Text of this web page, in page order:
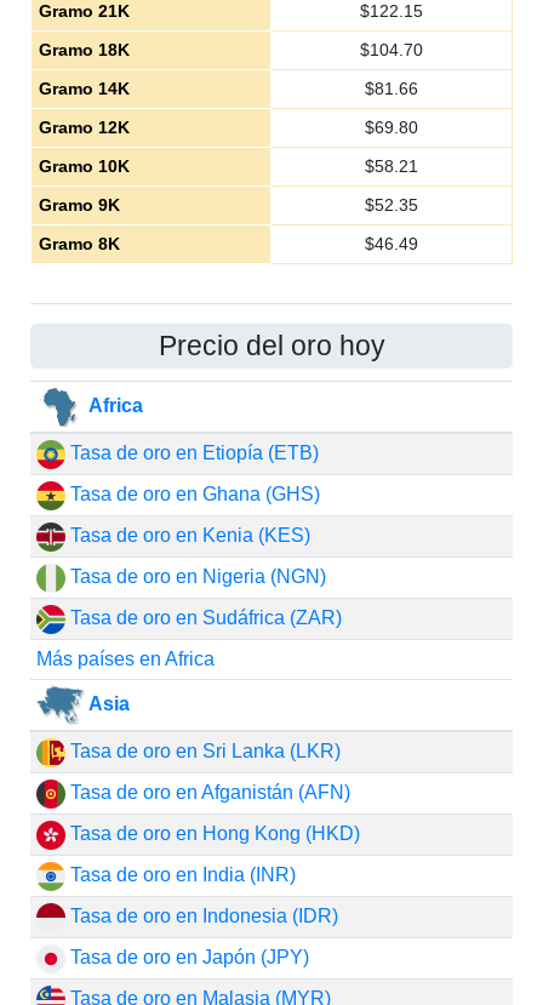
Gramo 21K
$122.15
Gramo 18K
$104.70
Gramo 14K
$81.66
Gramo 12K
$69.80
Gramo 10K
$58.21
Gramo 9K
$52.35
Gramo 8K
$46.49
Precio del oro hoy
Africa
Tasa de oro en Etiopía (ETB)
Tasa de oro en Ghana (GHS)
Tasa de oro en Kenia (KES)
Tasa de oro en Nigeria (NGN)
Tasa de oro en Sudáfrica (ZAR)
Más países en Africa
Asia
Tasa de oro en Sri Lanka (LKR)
Tasa de oro en Afganistán (AFN)
Tasa de oro en Hong Kong (HKD)
Tasa de oro en India (INR)
Tasa de oro en Indonesia (IDR)
Tasa de oro en Japón (JPY)
Tasa de oro en Malasia (MYR)